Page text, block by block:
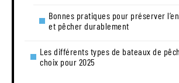
Bonnes pratiques pour préserver
et pêcher durablement
Les différents types de bateaux de
choix pour 2025